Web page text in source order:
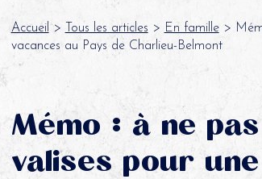
Accueil > Tous les articles > En famille>
vacances au Pays de Charlieu-Belmont
Mémo : à ne
valises pour